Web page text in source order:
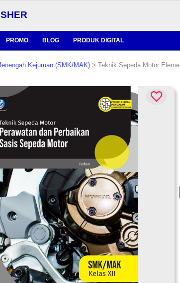
PROMO BLOG PRODUK DIGITAL
Kejuruan (SMK/MAK) > Teknik Sepeda Motor